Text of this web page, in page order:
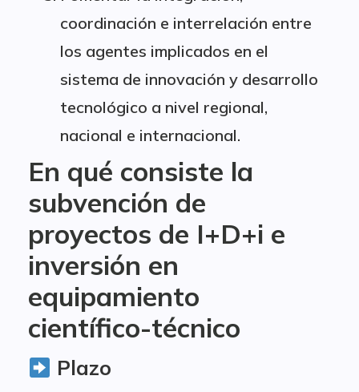
coordinación e interrelación entre
los agentes implicados en el
sistema de innovación y desarrollo
tecnológico a nivel regional,
nacional e internacional.
En qué consiste la
subvención de
proyectos de I+D+i e
inversión en
equipamiento
científico-técnico
Plazo